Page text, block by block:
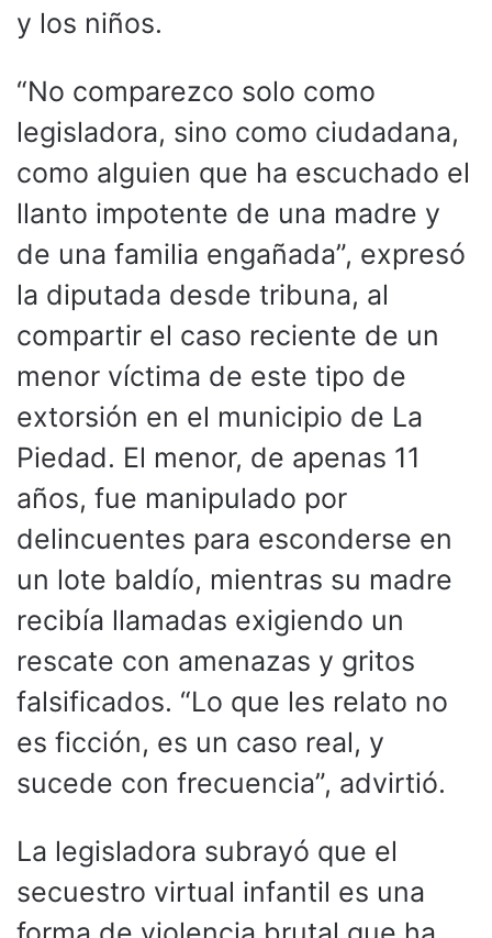
y los niños.
“No comparezco solo como
legisladora, sino como ciudadana,
como alguien que ha escuchado el
llanto impotente de una madre y
de una familia engañada”, expresó
la diputada desde tribuna, al
compartir el caso reciente de un
menor víctima de este tipo de
extorsión en el municipio de La
Piedad. El menor, de apenas 11
años, fue manipulado por
delincuentes para esconderse en
un lote baldío, mientras su madre
recibía llamadas exigiendo un
rescate con amenazas y gritos
falsificados. “Lo que les relato no
es ficción, es un caso real, y
sucede con frecuencia”, advirtió.
La legisladora subrayó que el
secuestro virtual infantil es una